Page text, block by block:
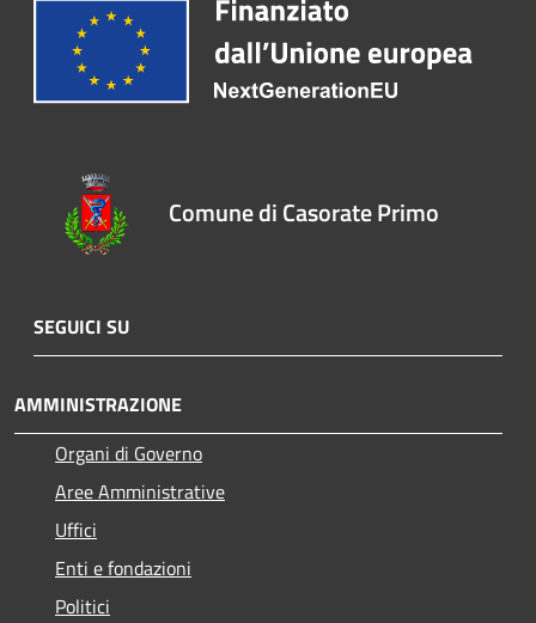
Comune di Casorate Primo
SEGUICI SU
AMMINISTRAZIONE
Organi di Governo
Aree Amministrative
Uffici
Enti e fondazioni
Politici